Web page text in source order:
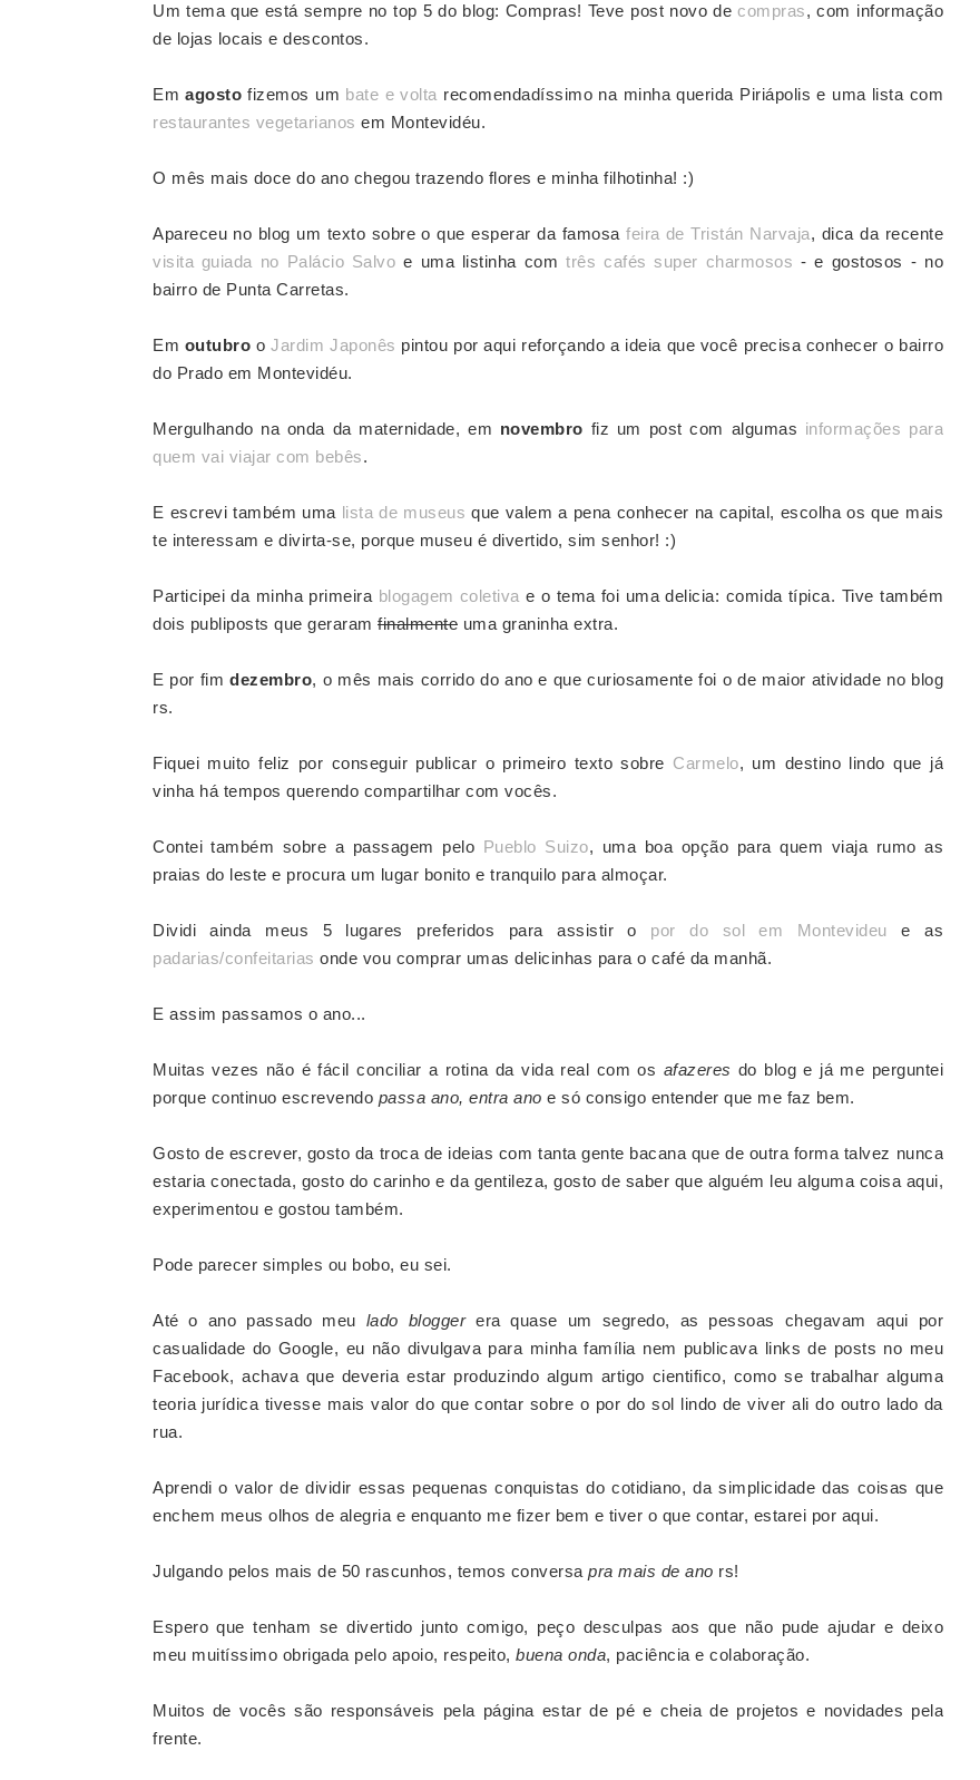
Um tema que está sempre no top 5 do blog: Compras! Teve post novo decompras, com informação
de lojas locais e descontos.
Emagosto fizemos um bate e volta recomendadíssimo na minha querida Piriápolis e uma lista com
restaurantes vegetarianos em Montevidéu.
O mês mais doce do ano chegou trazendo flores e minha filhotinha! :)
Apareceu no blog um texto sobre o que esperar da famosafeira de Tristán Narvaja, dica da recente
visita guiada no Palácio Salvo e uma listinha comtrês cafés super charmosos - e gostosos - no
bairro de Punta Carretas.
Em outubro oJardim Japonês pintou por aqui reforçando a ideia que você precisa conhecer o bairro
do Prado em Montevidéu.
Mergulhando na onda da maternidade, em novembro fiz um post com algumas informações para
quem vai viajar com bebês.
E escrevi também uma lista de museus que valem a pena conhecer na capital, escolha os que mais
te interessam e divirta-se, porque museu é divertido, sim senhor! :)
Participei da minha primeira blogagem coletiva e o tema foi uma delicia: comida típica. Tive também
dois publiposts que geraram finalmente uma graninha extra.
E por fimdezembro, o mês mais corrido do ano e que curiosamente foi o de maior atividade no blog
rs.
Fiquei muito feliz por conseguir publicar o primeiro texto sobre Carmelo, um destino lindo que já
vinha há tempos querendo compartilhar com vocês.
Contei também sobre a passagem pelo Pueblo Suizo, uma boa opção para quem viaja rumo as
praias do leste e procura um lugar bonito e tranquilo para almoçar.
Dividi ainda meus 5 lugares preferidos para assistir o por do sol em Montevideu e as
padarias/confeitarias onde vou comprar umas delicinhas para o café da manhã.
E assim passamos o ano...
Muitas vezes não é fácil conciliar a rotina da vida real com os afazeres do blog e já me perguntei
porque continuo escrevendo passa ano, entra ano e só consigo entender que me faz bem.
Gosto de escrever, gosto da troca de ideias com tanta gente bacana que de outra forma talvez nunca
estaria conectada, gosto do carinho e da gentileza, gosto de saber que alguém leu alguma coisa aqui,
experimentou e gostou também.
Pode parecer simples ou bobo, eu sei.
Até o ano passado meu lado bloggerera quase um segredo, as pessoas chegavam aqui por
casualidade do Google, eu não divulgava para minha família nem publicava links de posts no meu
Facebook, achava que deveria estar produzindo algum artigo cientifico, como se trabalhar alguma
teoria jurídica tivesse mais valor do que contar sobre o por do sol lindo de viver ali do outro lado da
rua.
Aprendi o valor de dividir essas pequenas conquistas do cotidiano, da simplicidade das coisas que
enchem meus olhos de alegria e enquanto me fizer bem e tiver o que contar, estarei por aqui.
Julgando pelos mais de 50 rascunhos, temos conversa pra mais de ano rs!
Espero que tenham se divertido junto comigo, peço desculpas aos que não pude ajudar e deixo
meu muitíssimo obrigada pelo apoio, respeito, buena onda, paciência e colaboração.
Muitos de vocês são responsáveis pela página estar de pé e cheia de projetos e novidades pela
frente.